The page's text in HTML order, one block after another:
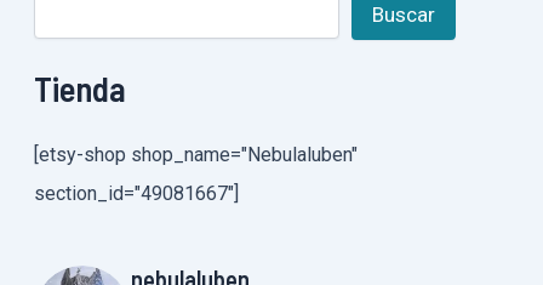
Buscar
Tienda
[etsy-shop shop_name="Nebulaluben"
section_id="49081667"]